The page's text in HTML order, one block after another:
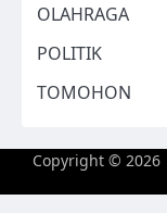
OLAHRAGA
POLITIK
TOMOHON
Copyright © 2026